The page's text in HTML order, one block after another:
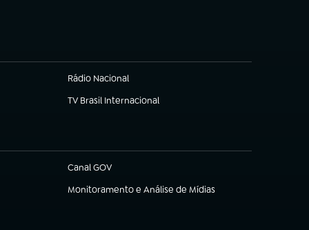
Rádio Nacional
TV Brasil Internacional
(abre em nova aba)
Canal GOV
(abre em nova aba)
Monitoramento e Análise de Mídias
(abre em nova aba)